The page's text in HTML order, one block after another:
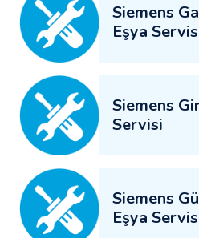
Siemens
Eşya
Siemens
Servisi
Siemens
Eşya